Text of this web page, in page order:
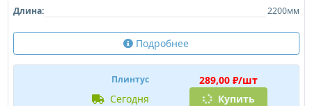
Длина:
2200мм
Подробнее
Плинтус
289,00 ₽/шт
сегодня
Купить